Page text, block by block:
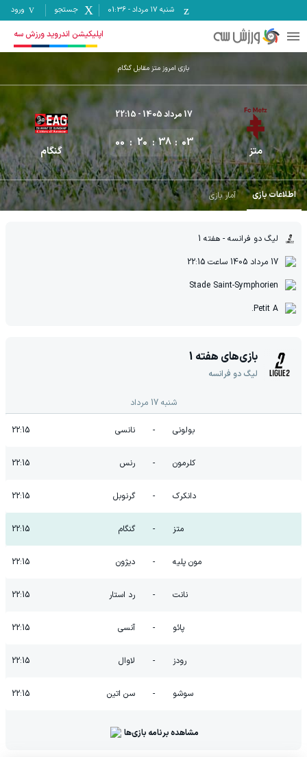
شنبه ۱۷ مرداد -
01:36 جستجو ورود
اپلیکیشن اندروید ورزش سه
بازی امروز متز مقابل گنگام
متز
17 مرداد 1405 - 22:15
00 20 38 03
گنگام
اطلاعات بازی آمار بازی
لیگ دو فرانسه - هفته 1
17 مرداد 1405
ساعت 22:15
Stade Saint-Symphorien
Petit A.
بازی‌های هفته 1
لیگ دو فرانسه
شنبه 17 مرداد
بولونی - نانسی 22:15
کلرمون - رنس 22:15
دانکرک - گرنوبل 22:15
متز - گنگام 22:15
مون پلیه - دیژون 22:15
نانت - رد استار 22:15
پائو - آنسی 22:15
رودز - لاوال 22:15
سوشو - سن اتین 22:15
مشاهده برنامه بازی‌ها